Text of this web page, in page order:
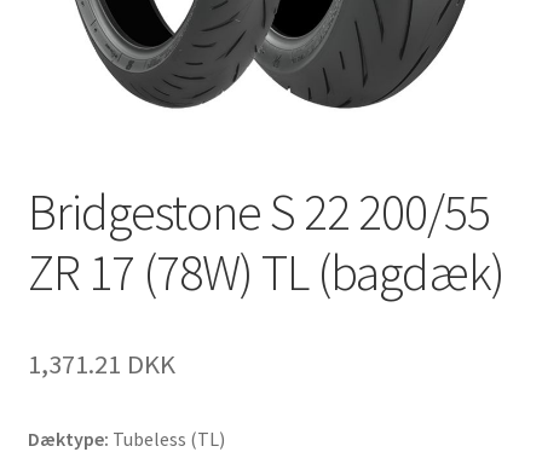
Bridgestone S 22 200/55
ZR 17 (78W) TL (bagdæk)
1,371.21 DKK
Dæktype: Tubeless (TL)